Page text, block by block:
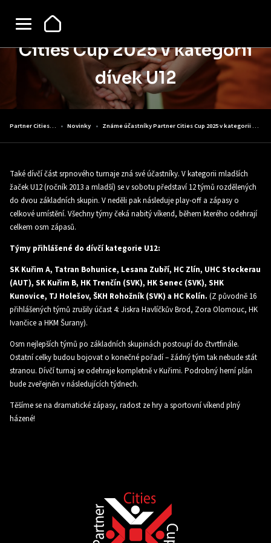
Známe účastníky Partner
Cities Cup 2025 v kategorii
dívek U12
Partner Cities Cup Novinky Známe účastníky Partner Cities Cup 2025 v kategorii dívek U12
Také dívčí část srpnového turnaje zná své účastníky. V kategorii mladších
žaček U12 (ročník 2013 a mladší) se v sobotu představí 12 týmů rozdělených
do dvou základních skupin. V neděli pak následuje play-off a zápasy o
celkové umístění. Všechny týmy čeká nabitý víkend, během kterého odehrají
celkem osm zápasů.
Týmy přihlášené do dívčí kategorie U12:
SK Kuřim A, Tatran Bohunice, Lesana Zubří, HC Zlín, UHC Stockerau
(AUT), SK Kuřim B, HK Trenčín (SVK), HK Senec (SVK), SHK
Kunovice, TJ Holešov, ŠKH Rohožník (SVK) a HC Kolín. (Z původně 16
přihlášených týmů zrušily účast 4: Jiskra Havlíčkův Brod, Zora Olomouc, HK
Ivančice a HKM Šurany).
Osm nejlepších týmů po základních skupinách postoupí do čtvrtfinále.
Ostatní celky budou bojovat o konečné pořadí – žádný tým tak nebude stát
stranou. Dívčí turnaj se odehraje kompletně v Kuřimi. Podrobný herní plán
bude zveřejněn v následujících týdnech.
Těšíme se na dramatické zápasy, radost ze hry a sportovní víkend plný
házené!